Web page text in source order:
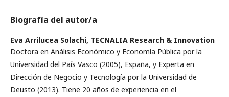
Biografía del autor/a
Eva Arrilucea Solachi, TECNALIA Research & Innovation
Doctora en Análisis Económico y Economía Pública por la
Universidad del País Vasco (2005), España, y Experta en
Dirección de Negocio y Tecnología por la Universidad de
Deusto (2013). Tiene 20 años de experiencia en el